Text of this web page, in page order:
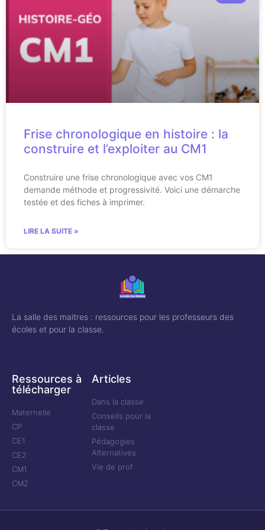
Frise chronologique en histoire : la
construire et l’exploiter au CM1
Construire une frise chronologique avec vos CM1
demande méthode et progressivité. Voici une démarche
testée et des fiches à imprimer.
LIRE LA SUITE »
La salle des maitres : ressources pour les professeurs des
écoles et pour la classe.
Ressources à
télécharger
Maternelle
CP
CE1
CE2
CM1
CM2
Articles
Dans la classe
Conseils pour la
classe
Pédagogies
Alternatives
Vie de prof